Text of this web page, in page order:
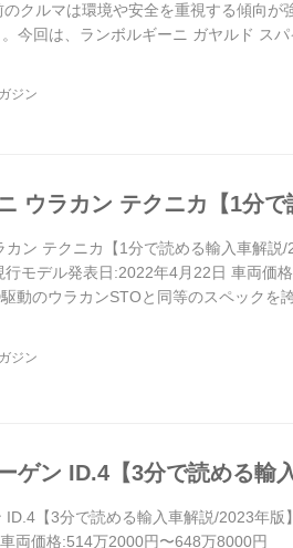
クルマは環境や安全を重視する傾向
今回は、ランボルギーニ ガヤルド スパ
ジン
ウラカン テクニカ【1分で
カン テクニカ【1分で読める輸入車解
行モデル発表日:2022年4月22日 車両価
動のウラカンSTOと同等のスペックを
ジン
ゲン ID.4【3分で読める輸
ID.4【3分で読める輸入車解説/2023年
両価格:514万2000円〜648万8000円